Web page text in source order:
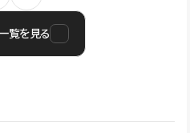
覧を見る